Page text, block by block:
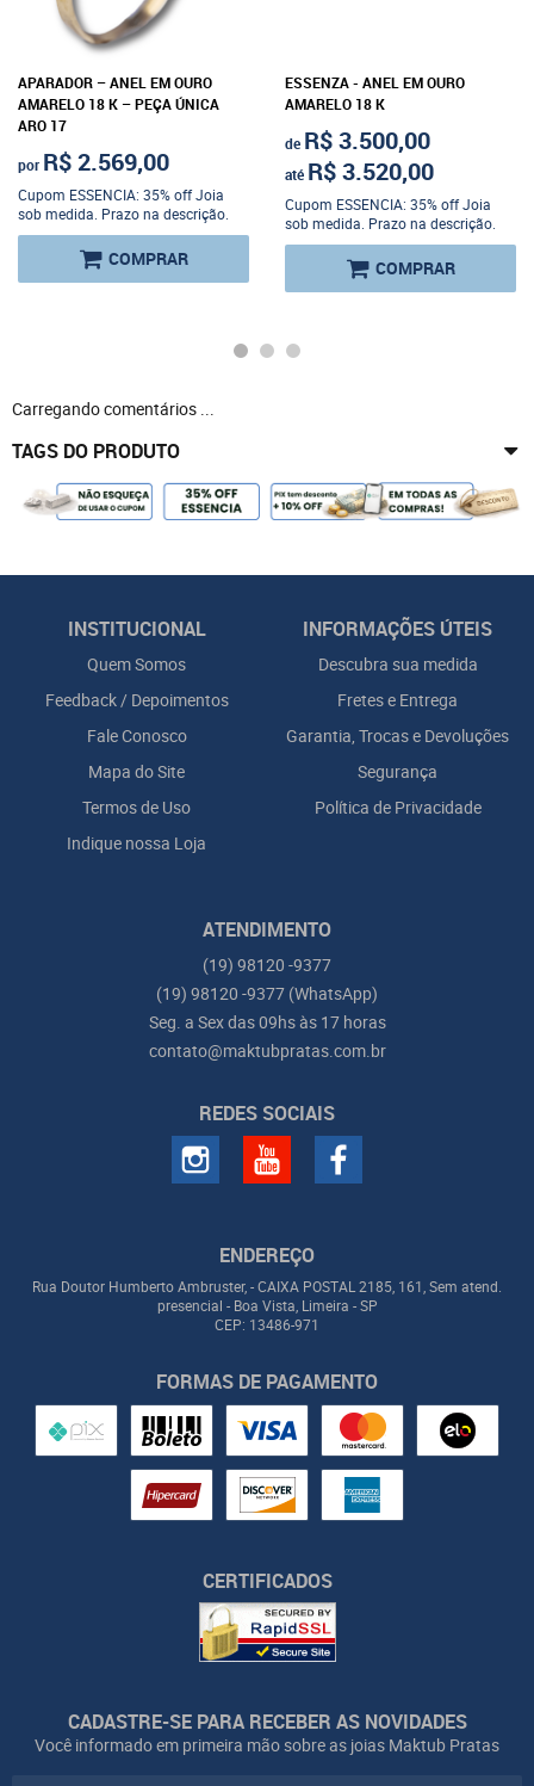
APARADOR – ANEL EM OURO
AMARELO 18 K – PEÇA ÚNICA
ARO 17
por R$ 2.569,00
Cupom ESSENCIA: 35% off Joia
sob medida. Prazo na descrição.
COMPRAR
ESSENZA - ANEL EM OURO
AMARELO 18 K
de R$ 3.500,00
até R$ 3.520,00
Cupom ESSENCIA: 35% off Joia
sob medida. Prazo na descrição.
COMPRAR
Carregando comentários ...
TAGS DO PRODUTO
INSTITUCIONAL
Quem Somos
Feedback / Depoimentos
Fale Conosco
Mapa do Site
Termos de Uso
Indique nossa Loja
INFORMAÇÕES ÚTEIS
Descubra sua medida
Fretes e Entrega
Garantia, Trocas e Devoluções
Segurança
Política de Privacidade
ATENDIMENTO
(19) 98120 -9377
(19) 98120 -9377 (WhatsApp)
Seg. a Sex das 09hs às 17 horas
contato@maktubpratas.com.br
REDES SOCIAIS
ENDEREÇO
Rua Doutor Humberto Ambruster, - CAIXA POSTAL 2185, 161, Sem atend.
presencial - Boa Vista, Limeira -SP
CEP: 13486-971
FORMAS DE PAGAMENTO
CERTIFICADOS
CADASTRE-SE PARA RECEBER AS NOVIDADES
Você informado em primeira mão sobre as joias Maktub Pratas